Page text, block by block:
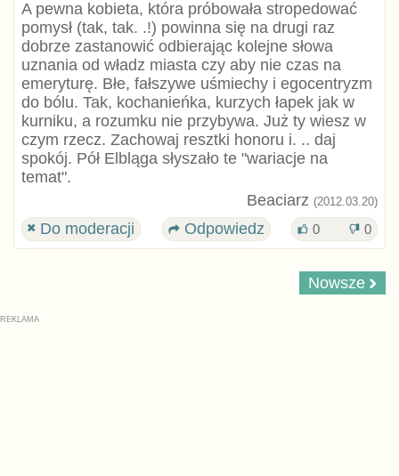
A pewna kobieta, która próbowała stropedować
pomysł (tak, tak. .!) powinna się na drugi raz
dobrze zastanowić odbierając kolejne słowa
uznania od władz miasta czy aby nie czas na
emeryturę. Błe, fałszywe uśmiechy i egocentryzm
do bólu. Tak, kochanieńka, kurzych łapek jak w
kurniku, a rozumku nie przybywa. Już ty wiesz w
czym rzecz. Zachowaj resztki honoru i. .. daj
spokój. Pół Elbląga słyszało te "wariacje na
temat".
Beaciarz (2012.03.20)
Do moderacji Odpowiedz 0 0
Nowsze